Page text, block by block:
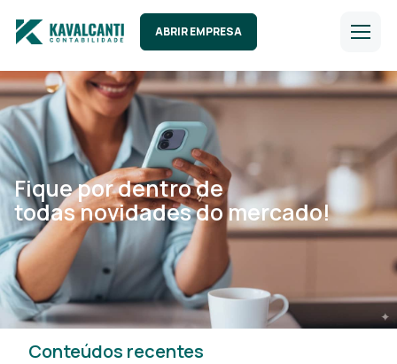
ABRIR EMPRESA
Fique por dentro de
todas novidades do mercado!
Conteúdos recentes